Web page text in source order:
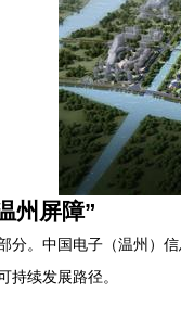
州屏障”
分。中国电子（温州）
持续发展路径。